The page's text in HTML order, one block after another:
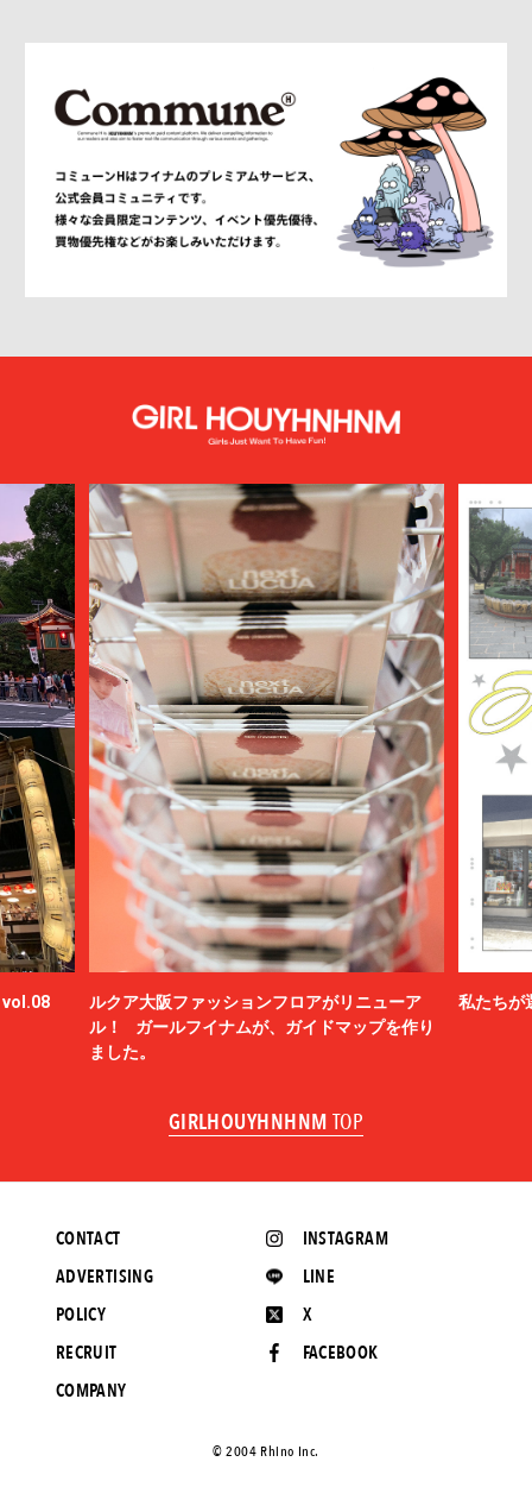
vol.08
ルクア大阪ファッションフロアがリニューア
ル！ ガールフイナムが、ガイドマップを作り
ました。
私たちが
GIRLHOUYHNHNM TOP
INSTAGRAM
LINE
X
FACEBOOK
CONTACT
ADVERTISING
POLICY
RECRUIT
COMPANY
©️ 2004 Rhino Inc.